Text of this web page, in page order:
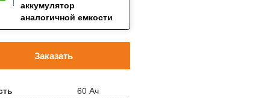
аккумулятор
аналогичной емкости
Заказать
60 Ач